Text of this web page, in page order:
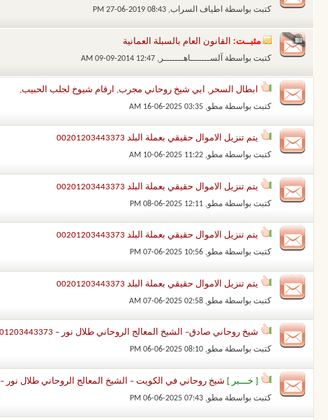
كتبت بواسطة اطياف السراب‏, 27-06-2019 08:43 PM
مثبــت: القانون العام بالسبلة العمانية
كتبت بواسطة آلســـــــاهـــــــر ‏, 09-09-2014 12:47 AM
ابطال السحر, ابي شيخ روحاني مجرب, ارقام شيوخ لجلب الحبيب,
كتبت بواسطة مطو‏, 16-06-2025 03:35 AM
يتم تنزيل الاموال حقيقي بعملة البلد 00201203443373
كتبت بواسطة مطو‏, 10-06-2025 11:22 AM
يتم تنزيل الاموال حقيقي بعملة البلد 00201203443373
كتبت بواسطة مطو‏, 08-06-2025 12:11 PM
يتم تنزيل الاموال حقيقي بعملة البلد 00201203443373
كتبت بواسطة مطو‏, 07-06-2025 10:56 PM
يتم تنزيل الاموال حقيقي بعملة البلد 00201203443373
كتبت بواسطة مطو‏, 07-06-2025 02:58 AM
شيخ روحاني صادق– الشيخ المعالج الروحاني طلال نور – 00201203443373 شيخ روحاني صادق
كتبت بواسطة مطو‏, 06-06-2025 08:10 PM
[ خـــبر ] شيخ روحاني في الكويت – الشيخ المعالج الروحاني طلال نور – 00201203443373 شيخ روحاني
كتبت بواسطة مطو‏, 06-06-2025 07:43 PM